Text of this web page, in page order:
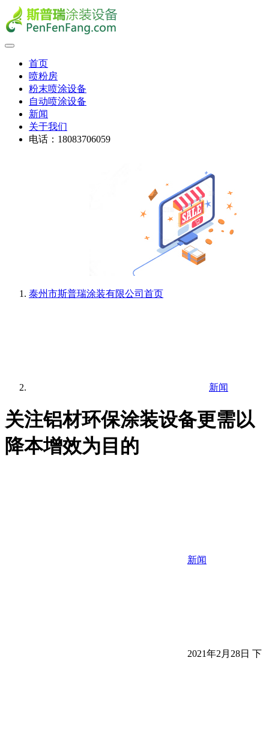
首页
喷粉房
粉末喷涂设备
自动喷涂设备
新闻
关于我们
电话：18083706059
泰州市斯普瑞涂装有限公司 首页
新闻
关注铝材环保涂装设备更需以
降本增效为目的
新闻
2021年2月28日 下